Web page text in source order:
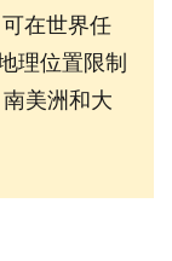
在世界任
理位置限制
美洲和大